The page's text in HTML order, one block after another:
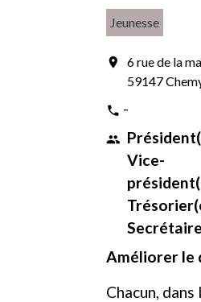
Jeunesse
location_on
6 rue de la
59147
phone -
people
Vice-
Améliorer le
Chacun,